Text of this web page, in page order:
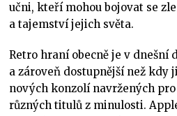
učni, kteří mohou bojovat se
a tajemství jejich světa.
Retro hraní obecně je v dnešní
a zároveň dostupnější než kdy
nových konzolí navržených
různých titulů z minulosti.